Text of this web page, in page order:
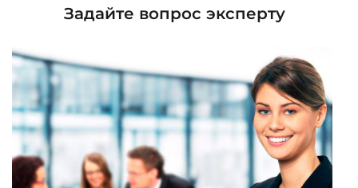
Задайте вопрос эксперту